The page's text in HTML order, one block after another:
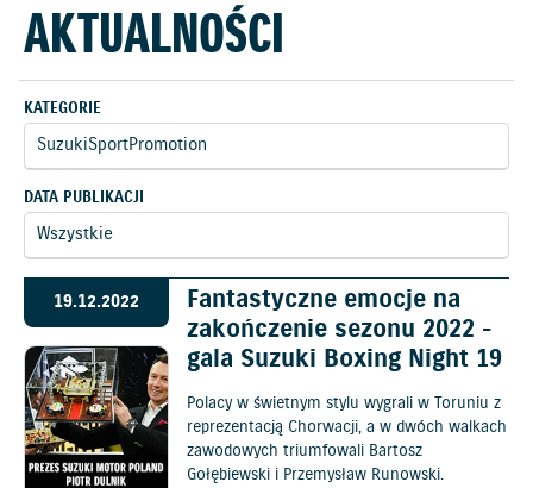
AKTUALNOŚCI
KATEGORIE
DATA PUBLIKACJI
19.12.2022
Fantastyczne emocje na
zakończenie sezonu 2022 -
gala Suzuki Boxing Night 19
Polacy w świetnym stylu wygrali w Toruniu z
reprezentacją Chorwacji, a w dwóch walkach
zawodowych triumfowali Bartosz
Gołębiewski i Przemysław Runowski.